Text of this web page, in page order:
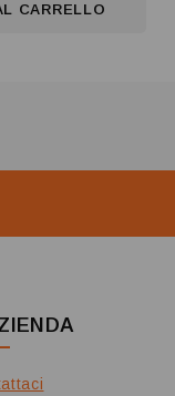
CARRELLO